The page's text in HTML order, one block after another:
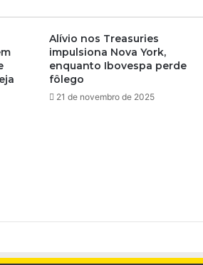
Alívio nos Treasuries
impulsiona Nova York,
enquanto Ibovespa perde
fôlego
21 de novembro de 2025